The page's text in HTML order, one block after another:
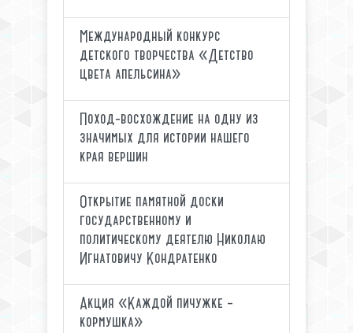
Международный конкурс
детского творчества «Детство
цвета апельсина»
Поход-восхождение на одну из
значимых для истории нашего
края вершин
Открытие памятной доски
государственному и
политическому деятелю Николаю
Игнатовичу Кондратенко
Акция «Каждой пичужке –
кормушка»